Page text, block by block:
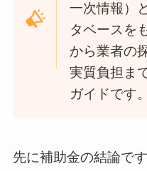
一次情報）
タベースを
から業者の
実質負担ま
ガイドです。
先に補助金の結論で